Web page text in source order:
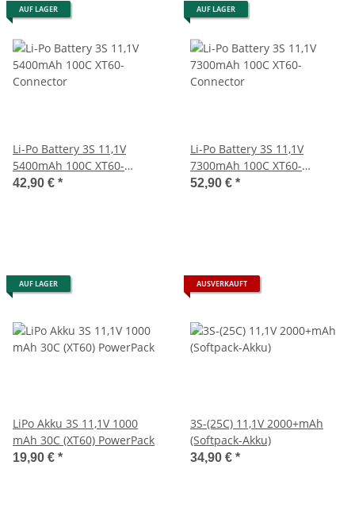
AUF LAGER
Li-Po Battery 3S 11,1V
5400mAh 100C XT60-
Connector
42,90 € *
AUF LAGER
Li-Po Battery 3S 11,1V
7300mAh 100C XT60-
Connector
52,90 € *
AUF LAGER
LiPo Akku 3S 11,1V 1000
mAh 30C (XT60) PowerPack
19,90 € *
AUSVERKAUFT
3S-(25C) 11,1V 2000+mAh
(Softpack-Akku)
34,90 € *